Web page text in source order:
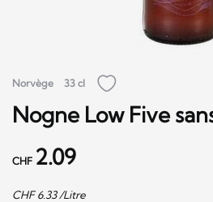
Norvège 33 cl
Nogne Low Five
CHF 2.09
CHF6.33/Litre